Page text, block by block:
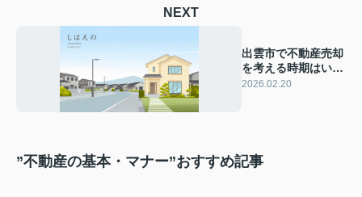
NEXT
出雲市で不動産売却
を考える時期はい
つ？市場動向と売却
2026.02.20
”不動産の基本・マナー”おすすめ記事